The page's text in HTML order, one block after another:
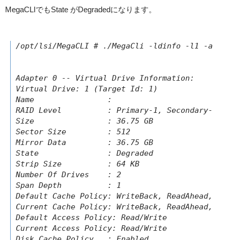
MegaCLIでもState がDegradedになります。
/opt/lsi/MegaCLI # ./MegaCli -ldinfo -l1 -a0
Adapter 0 -- Virtual Drive Information:
Virtual Drive: 1 (Target Id: 1)
Name                :
RAID Level          : Primary-1, Secondary-0,
Size                : 36.75 GB
Sector Size         : 512
Mirror Data         : 36.75 GB
State               : Degraded
Strip Size          : 64 KB
Number Of Drives    : 2
Span Depth          : 1
Default Cache Policy: WriteBack, ReadAhead,
Current Cache Policy: WriteBack, ReadAhead,
Default Access Policy: Read/Write
Current Access Policy: Read/Write